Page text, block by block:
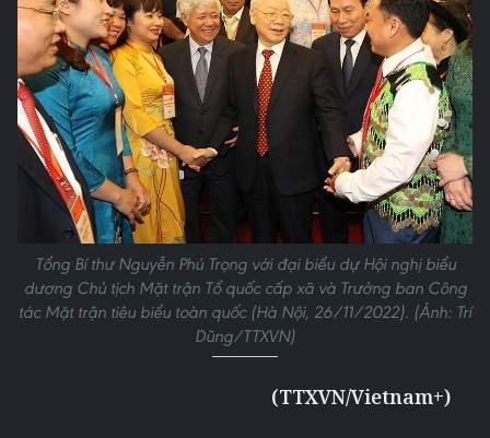
Tổng Bí thư Nguyễn Phú Trọng với đại biểu dự Hội nghị biểu
dương Chủ tịch Mặt trận Tổ quốc cấp xã và Trưởng ban Công
tác Mặt trận tiêu biểu toàn quốc (Hà Nội, 26/11/2022). (Ảnh: Trí
Dũng/TTXVN)
(TTXVN/Vietnam+)